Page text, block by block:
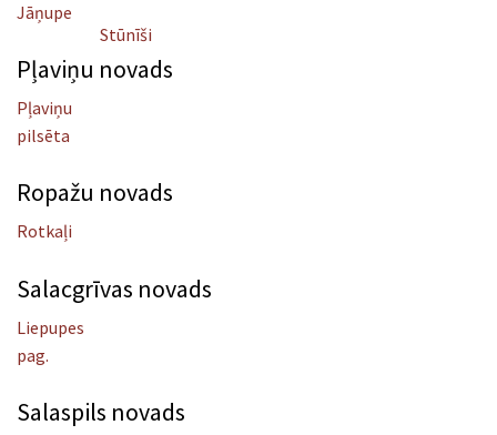
Jāņupe
Stūnīši
Pļaviņu novads
Pļaviņu
pilsēta
Ropažu novads
Rotkaļi
Salacgrīvas novads
Liepupes
pag.
Salaspils novads